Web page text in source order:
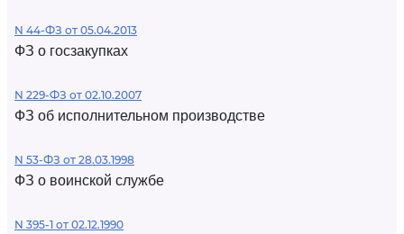
N 44-ФЗ от 05.04.2013
ФЗ о госзакупках
N 229-ФЗ от 02.10.2007
ФЗ об исполнительном производстве
N 53-ФЗ от 28.03.1998
ФЗ о воинской службе
N 395-1 от 02.12.1990